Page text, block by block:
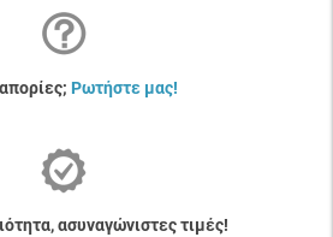
Ρωτήστε μας!
ασυναγώνιστες τιμές!